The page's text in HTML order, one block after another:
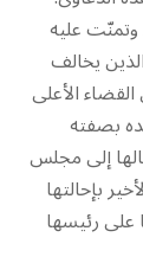
وتمنّت عليه
يخالف
الأعلى
بصفته
إلى مجلس
بإحالتها
على رئيسها